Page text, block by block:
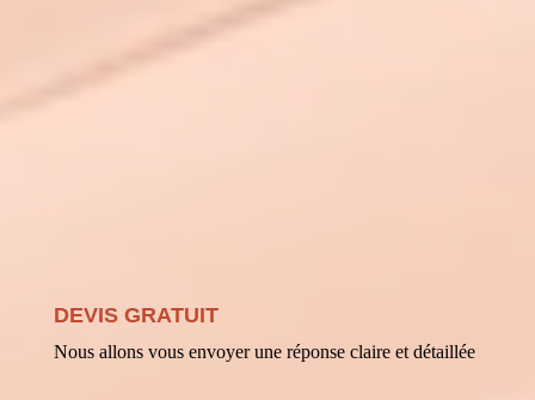
DEVIS GRATUIT
Nous allons vous envoyer une réponse claire et détaillée